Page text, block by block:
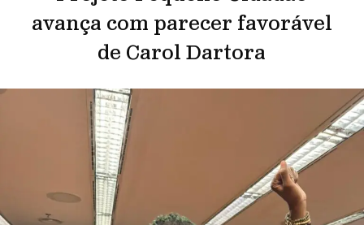
avança com parecer favorável
de Carol Dartora